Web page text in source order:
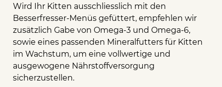
Wird Ihr Kitten ausschliesslich mit den
Besserfresser-Menüs gefüttert, empfehlen wir
zusätzlich Gabe von Omega-3 und Omega-6,
sowie eines passenden Mineralfutters für Kitten
im Wachstum, um eine vollwertige und
ausgewogene Nährstoffversorgung
sicherzustellen.